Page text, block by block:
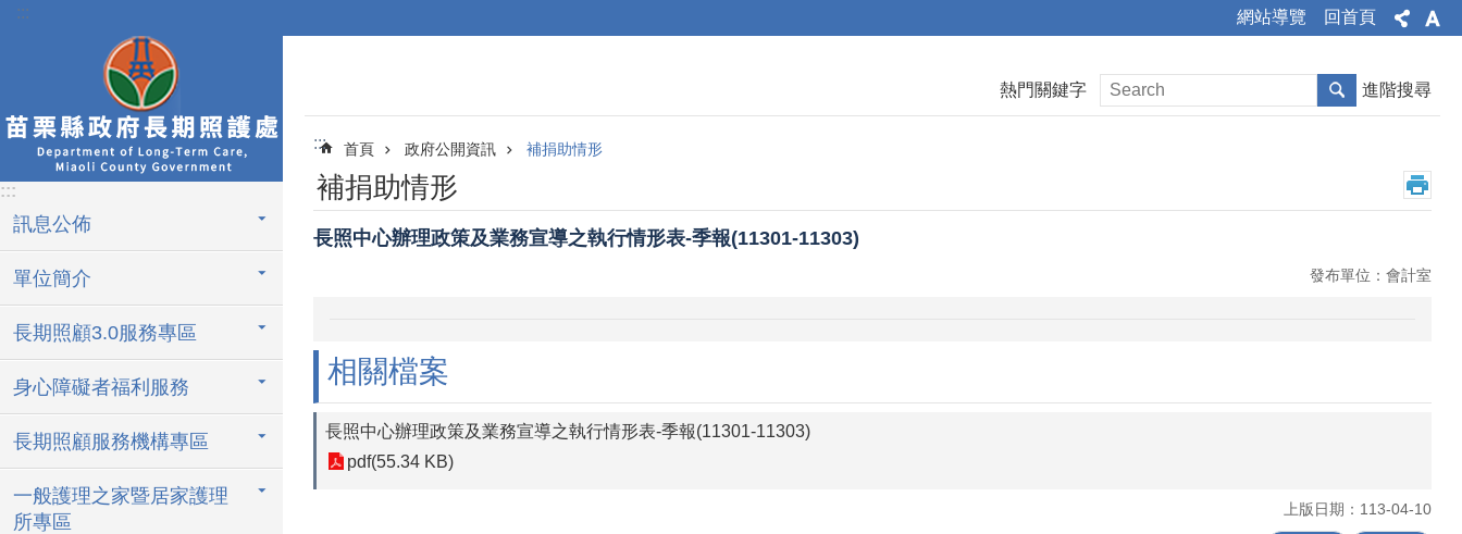
跳到主要內容區塊
::: 網站導覽 回首頁
:::
訊息公佈
單位簡介
長期照顧3.0服務專區
身心障礙者福利服務
長期照顧服務機構專區
一般護理之家暨居家護理
所專區
熱門關鍵字 進階搜尋
::: 首頁 政府公開資訊 補捐助情形
補捐助情形
長照中心辦理政策及業務宣導之執行情形表-季報(11301-11303)
發布單位：會計室
相關檔案
長照中心辦理政策及業務宣導之執行情形表-季報(11301-11303)
pdf(55.34 KB)
上版日期：113-04-10